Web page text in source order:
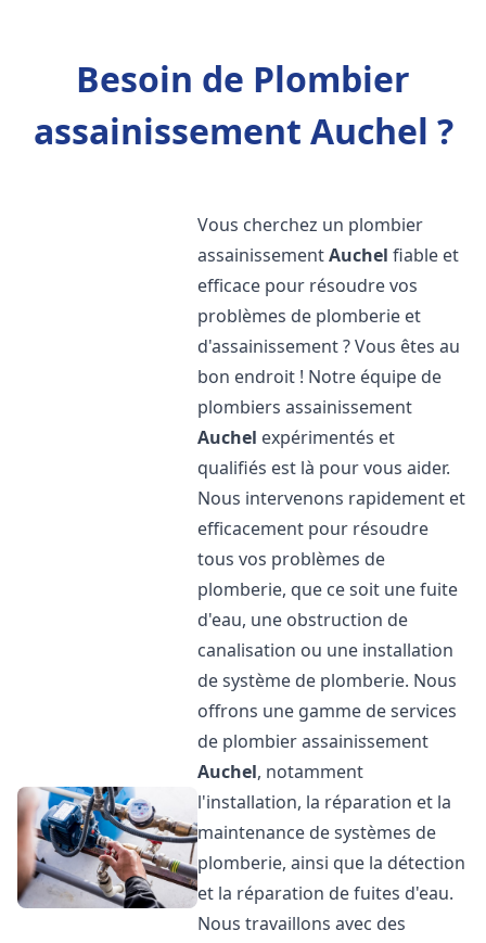
Besoin de Plombier
assainissement Auchel ?
Vous cherchez un plombier
assainissementAuchel fiable et
efficace pour résoudre vos
problèmes de plomberie et
d'assainissement ? Vous êtes au
bon endroit ! Notre équipe de
plombiers assainissement
Auchel expérimentés et
qualifiés est là pour vous aider.
Nous intervenons rapidement et
efficacement pour résoudre
tous vos problèmes de
plomberie, que ce soit une fuite
d'eau, une obstruction de
canalisation ou une installation
de système de plomberie. Nous
offrons une gamme de services
de plombier assainissement
Auchel, notamment
l'installation, la réparation et la
maintenance de systèmes de
plomberie, ainsi que la détection
et la réparation de fuites d'eau.
Nous travaillons avec des